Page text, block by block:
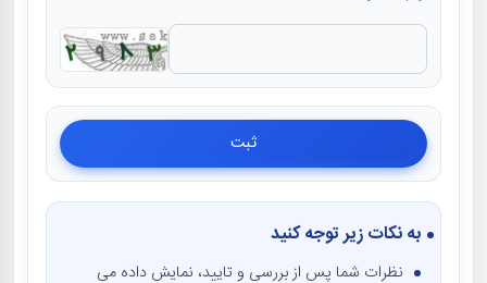
به نکات زیر توجه کنید
نظرات شما پس از بررسی و تایید، نمایش داده می